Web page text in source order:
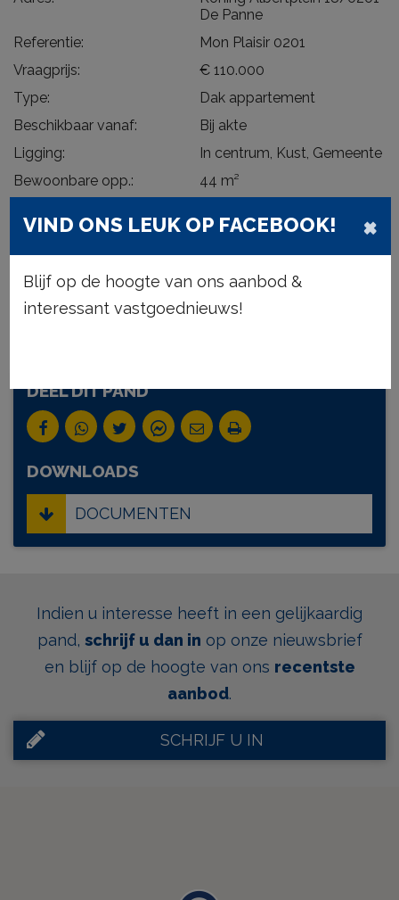
De Panne
Referentie:
Mon Plaisir 0201
Vraagprijs:
€ 110.000
Type:
Dak appartement
Beschikbaar vanaf:
Bij akte
Ligging:
In centrum, Kust, Gemeente
Bewoonbare opp.:
44 m²
Bouwjaar:
1918
Op verdieping:
2
Algemene staat:
Te renoveren
DEEL DIT PAND
DOWNLOADS
DOCUMENTEN
Indien u interesse heeft in een gelijkaardig
pand, schrijf u dan in op onze nieuwsbrief
en blijf op de hoogte van ons recentste
aanbod.
SCHRIJF U IN
×
VIND ONS LEUK OP FACEBOOK!
Blijf op de hoogte van ons aanbod &
interessant vastgoednieuws!